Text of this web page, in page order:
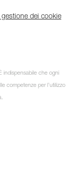
dei cookie
indispensabile che ogni
competenze per l’utilizzo